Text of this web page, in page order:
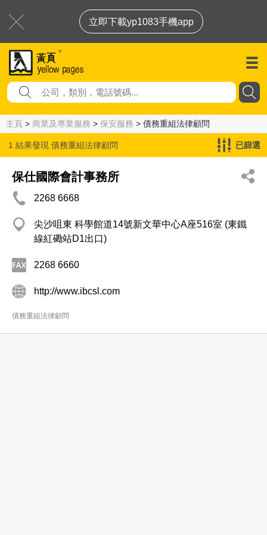
立即下載yp1083手機app
主頁 > 商業及專業服務 > 保安服務 > 債務重組法律顧問
1 結果發現 債務重組法律顧問 已篩選
保仕國際會計事務所
2268 6668
尖沙咀東 科學館道14號新文華中心A座516室 (東鐵
線紅磡站D1出口)
2268 6660
http://www.ibcsl.com
債務重組法律顧問